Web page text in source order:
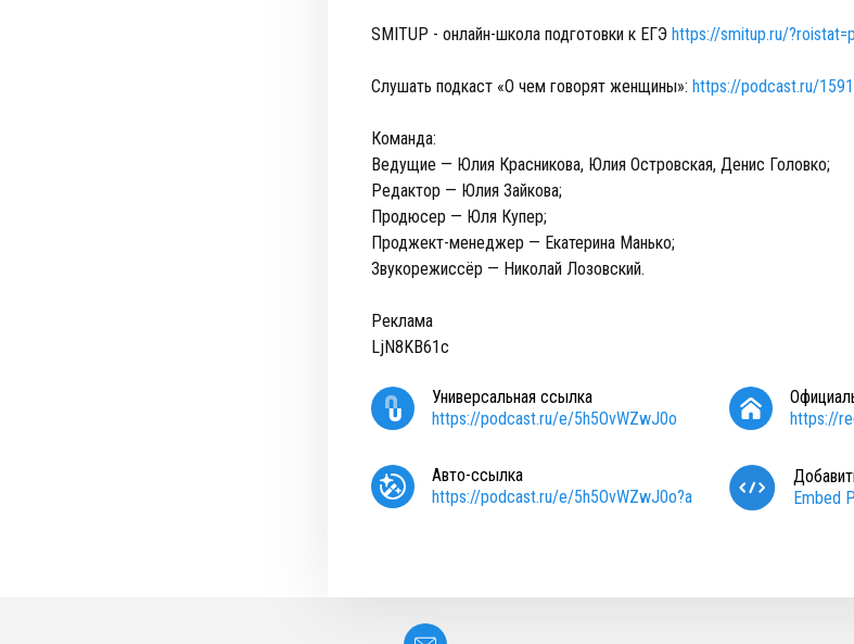
SMITUP - онлайн-школа подготовки к ЕГЭ https://smitup.ru/
Слушать подкаст «О чем говорят женщины»: https://podcast.ru/
Команда:
Ведущие — Юлия Красникова, Юлия Островская, Денис Головко;
Редактор — Юлия Зайкова;
Продюсер — Юля Купер;
Проджект-менеджер — Екатерина Манько;
Звукорежиссёр — Николай Лозовский.
Реклама
LjN8KB61c
Универсальная ссылка
https://podcast.ru/e/5h5OvWZwJ0o
https://
Авто-ссылка
https://podcast.ru/e/5h5OvWZwJ0o?a
Embed